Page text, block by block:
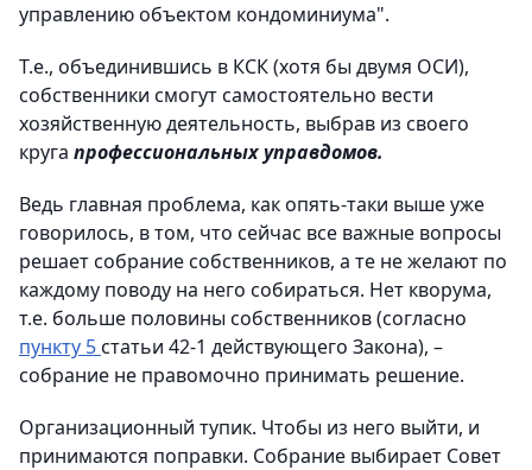
управлению объектом кондоминиума".
Т.е., объединившись в КСК (хотя бы двумя ОСИ),
собственники смогут самостоятельно вести
хозяйственную деятельность, выбрав из своего
круга профессиональных управдомов.
Ведь главная проблема, как опять-таки выше уже
говорилось, в том, что сейчас все важные вопросы
решает собрание собственников, а те не желают по
каждому поводу на него собираться. Нет кворума,
т.е. больше половины собственников (согласно
пункту 5статьи 42-1 действующего Закона), –
собрание не правомочно принимать решение.
Организационный тупик. Чтобы из него выйти, и
принимаются поправки. Собрание выбирает Совет